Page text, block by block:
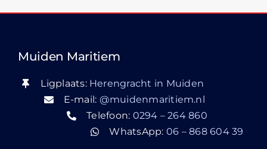
Muiden Maritiem
Ligplaats: Herengracht in Muiden
E-mail: @muidenmaritiem.nl
Telefoon: 0294 – 264 860
WhatsApp: 06 – 868 604 39